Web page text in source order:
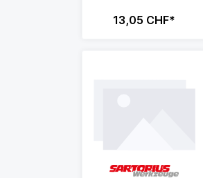
13,05 CHF*